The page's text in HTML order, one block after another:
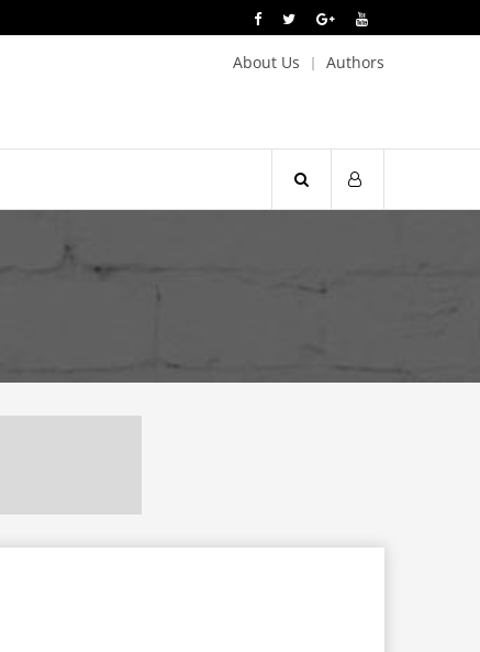
About Us Authors